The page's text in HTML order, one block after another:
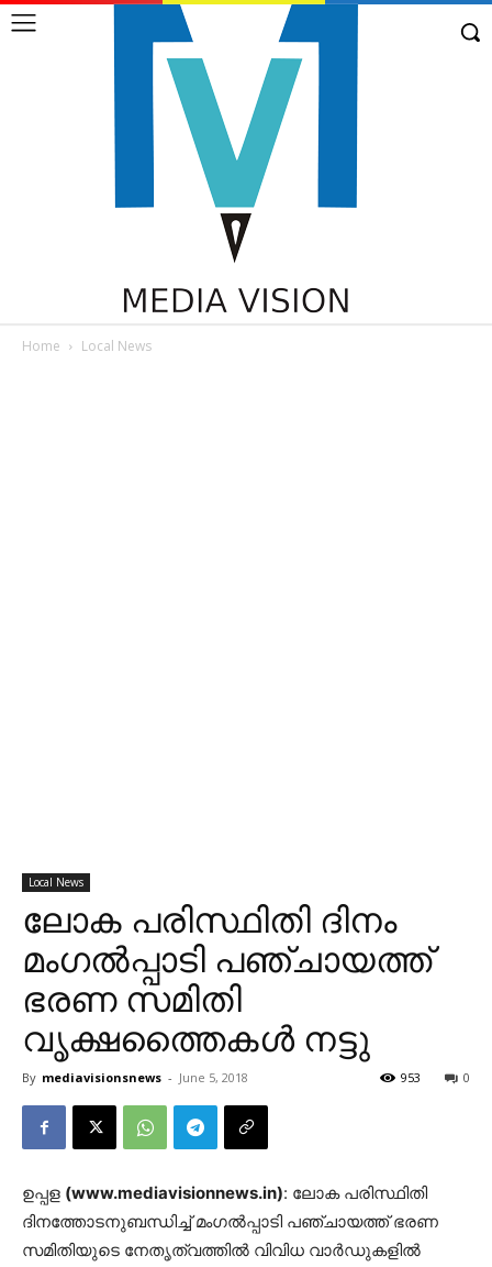
Home Local News
Local News
ലോക പരിസ്ഥിതി ദിനം
മംഗൽപ്പാടി പഞ്ചായത്ത്
ഭരണ സമിതി
വൃക്ഷത്തൈകൾ നട്ടു
By mediavisionsnews - June 5, 2018 0
953
ഉപ്പള (www.mediavisionnews.in): ലോക പരിസ്ഥിതി
ദിനത്തോടനുബന്ധിച്ച് മംഗൽപ്പാടി പഞ്ചായത്ത് ഭരണ
സമിതിയുടെ നേതൃത്വത്തിൽ വിവിധ വാർഡുകളിൽ